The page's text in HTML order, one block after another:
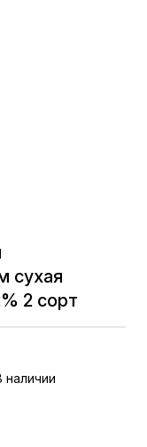
сухая
2 сорт
наличии